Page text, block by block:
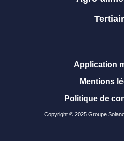
Copyright © 2025 Groupe
Application
Mentions
Politique de